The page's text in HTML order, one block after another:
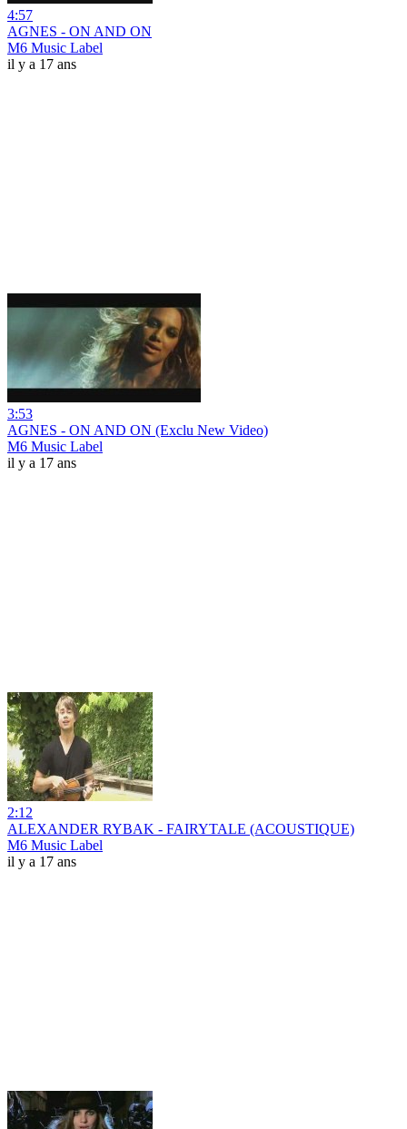
4:57
AGNES - ON AND ON
M6 Music Label
il y a 17 ans
3:53
AGNES - ON AND ON (Exclu New Video)
M6 Music Label
il y a 17 ans
2:12
ALEXANDER RYBAK - FAIRYTALE (ACOUSTIQUE)
M6 Music Label
il y a 17 ans